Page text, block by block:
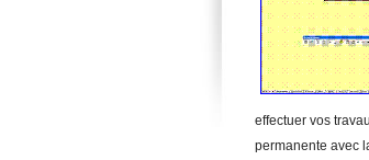
effectuer vos
permanente avec